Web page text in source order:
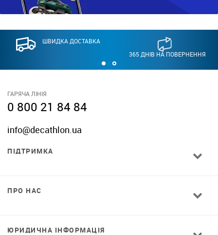
ШВИДКА ДОСТАВКА
365 ДНІВ НА ПОВЕРНЕННЯ
ГАРЯЧА ЛІНІЯ
0 800 21 84 84
info@decathlon.ua
ПІДТРИМКА
ПРО НАС
ЮРИДИЧНА ІНФОРМАЦІЯ